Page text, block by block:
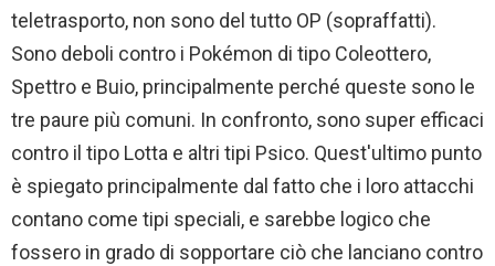
teletrasporto, non sono del tutto OP (sopraffatti).
Sono deboli contro i Pokémon di tipo Coleottero,
Spettro e Buio, principalmente perché queste sono le
tre paure più comuni. In confronto, sono super efficaci
contro il tipo Lotta e altri tipi Psico. Quest'ultimo punto
è spiegato principalmente dal fatto che i loro attacchi
contano come tipi speciali, e sarebbe logico che
fossero in grado di sopportare ciò che lanciano contro